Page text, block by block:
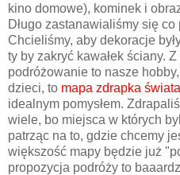
kino domowe), kominek i
Długo zastanawialiśmy się
Chcieliśmy, aby dekoracje
ty by zakryć kawałek ściany.
podróżowanie to nasze
dzieci, to mapa zdrapka
idealnym pomysłem.
wiele, bo miejsca w których
patrząc na to, gdzie chcemy
większość mapy będzie już
propozycja podróży to